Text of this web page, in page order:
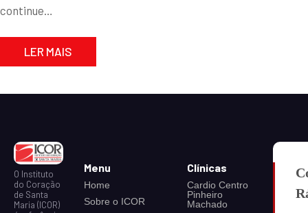
continue…
LER MAIS
O Instituto
do Coração
de Santa
Maria (ICOR)
Menu
Home
Sobre o ICOR
Clínicas
Cardio Centro
Pinheiro
Machado